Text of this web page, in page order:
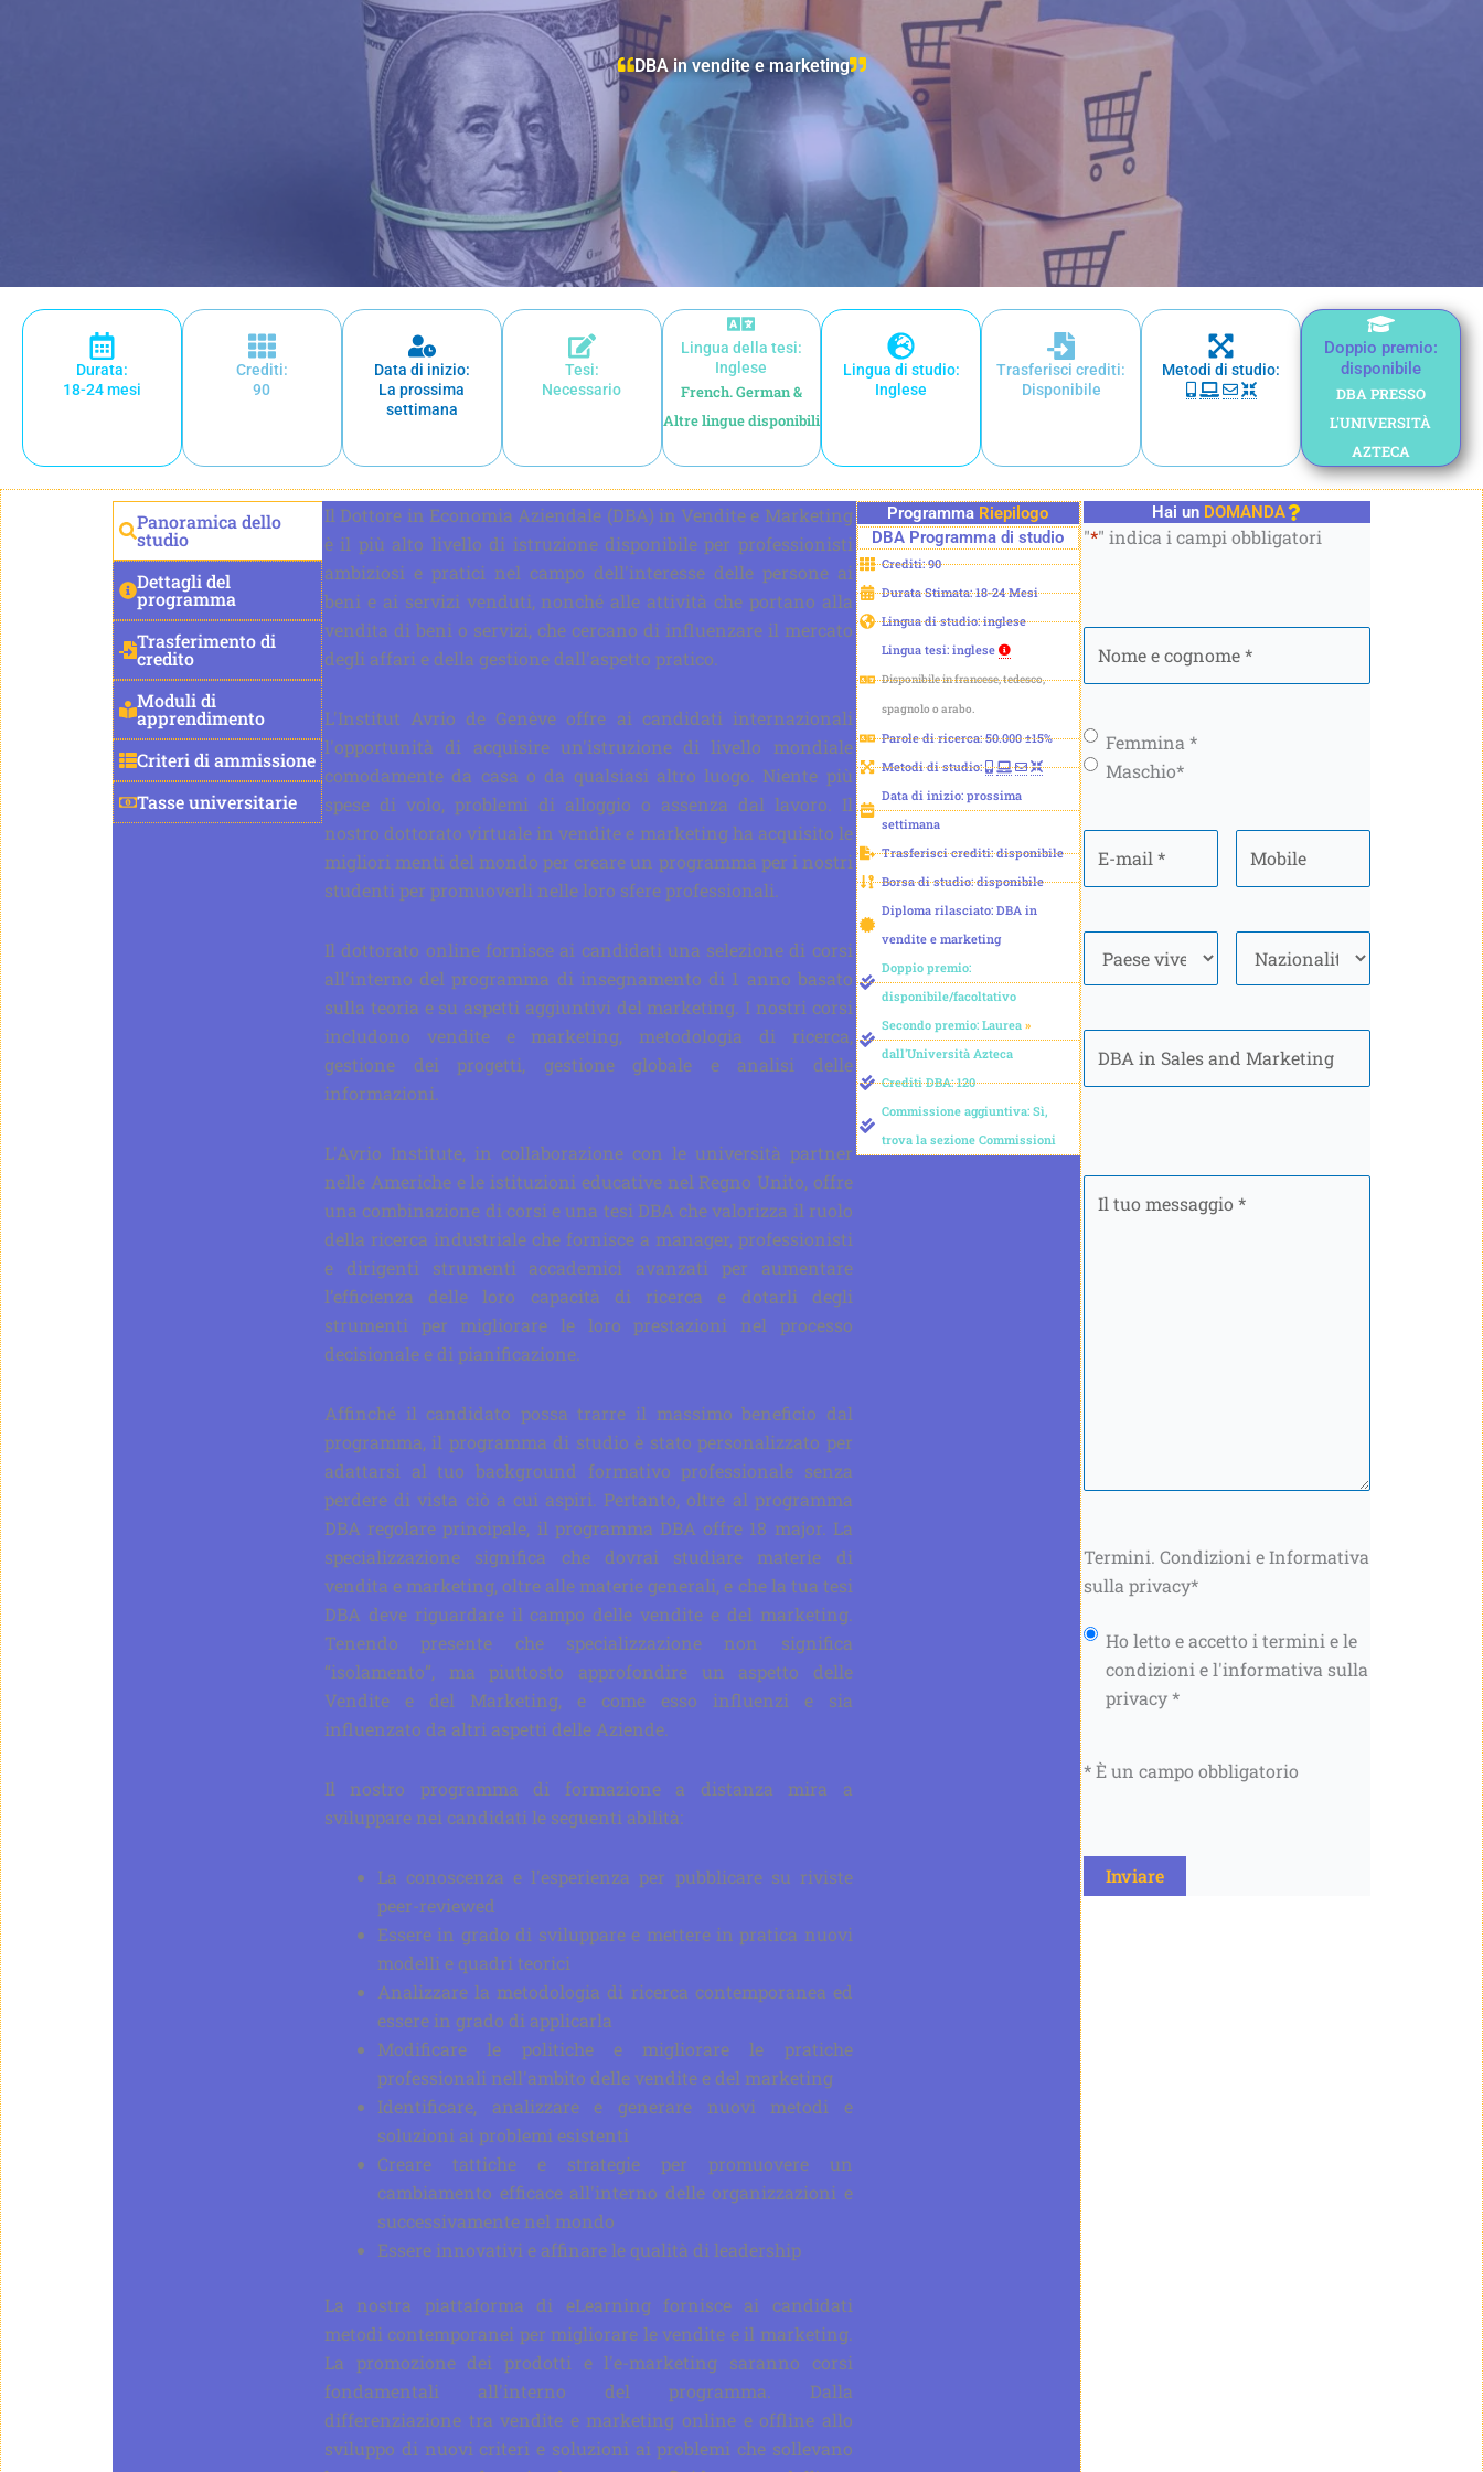
DBA in vendite e marketing
Durata:
18-24 mesi
Crediti:
90
Data di inizio:
La prossima
settimana
Tesi:
Necessario
Lingua della tesi:
Inglese
French. German &
Altre lingue disponibili
Lingua di studio:
Inglese
Trasferisci crediti:
Disponibile
Metodi di studio:
Doppio premio:
disponibile
DBA PRESSO
L'UNIVERSITÀ
AZTECA
Panoramica dello
studio
Dettagli del
programma
Trasferimento di
credito
Moduli di
apprendimento
Criteri di ammissione
Tasse universitarie
Il Dottore in Economia Aziendale (DBA) in Vendite e Marketing
è il più alto livello di istruzione disponibile per professionisti
ambiziosi e pratici nel campo dell'interesse delle persone ai
beni e ai servizi venduti, nonché alle attività che portano alla
vendita di beni o servizi, che cercano di influenzare il mercato
degli affari e della gestione dall'aspetto pratico.
L'Institut Avrio de Genève offre ai candidati internazionali
l'opportunità di acquisire un'istruzione di livello mondiale
comodamente da casa o da qualsiasi altro luogo. Niente più
spese di volo, problemi di alloggio o assenza dal lavoro. Il
nostro dottorato virtuale in vendite e marketing ha acquisito le
migliori menti del mondo per creare un programma per i nostri
studenti per promuoverli nelle loro sfere professionali.
Il dottorato online fornisce ai candidati una selezione di corsi
all'interno del programma di insegnamento di 1 anno basato
sulla teoria e su aspetti aggiuntivi del marketing. I nostri corsi
includono vendite e marketing, metodologia di ricerca,
gestione dei progetti, gestione globale e analisi delle
informazioni.
L'Avrio Institute, in collaborazione con le università partner
nelle Americhe e le istituzioni educative nel Regno Unito, offre
una combinazione di corsi e una tesi DBA che valorizza il ruolo
della ricerca industriale che fornisce a manager, professionisti
e dirigenti strumenti accademici avanzati per aumentare
l’efficienza delle loro capacità di ricerca e dotarli degli
strumenti per migliorare le loro prestazioni nel processo
decisionale e di pianificazione.
Affinché il candidato possa trarre il massimo beneficio dal
programma, il programma di studio è stato personalizzato per
adattarsi al tuo background formativo professionale senza
perdere di vista ciò a cui aspiri. Pertanto, oltre al programma
DBA regolare principale, il programma DBA offre 18 major. La
specializzazione significa che dovrai studiare materie di
vendita e marketing, oltre alle materie generali, e che la tua tesi
DBA deve riguardare il campo delle vendite e del marketing.
Tenendo presente che specializzazione non significa
“isolamento”, ma piuttosto approfondire un aspetto delle
Vendite e del Marketing, e come esso influenzi e sia
influenzato da altri aspetti delle Aziende.
Il nostro programma di formazione a distanza mira a
sviluppare nei candidati le seguenti abilità:
La conoscenza e l'esperienza per pubblicare su riviste
peer-reviewed
Essere in grado di sviluppare e mettere in pratica nuovi
modelli e quadri teorici
Analizzare la metodologia di ricerca contemporanea ed
essere in grado di applicarla
Modificare le politiche e migliorare le pratiche
professionali nell'ambito delle vendite e del marketing
Identificare, analizzare e generare nuovi metodi e
soluzioni ai problemi esistenti
Creare tattiche e strategie per promuovere un
cambiamento efficace all'interno delle organizzazioni e
successivamente nel mondo
Essere innovativi e affinare le qualità di leadership
La nostra piattaforma di eLearning fornisce ai candidati
metodi contemporanei per migliorare le vendite e il marketing.
La promozione dei prodotti e l'e-marketing saranno corsi
fondamentali all'interno del programma. Dalla
differenziazione tra vendite e marketing online e offline allo
sviluppo di nuovi criteri e soluzioni ai problemi che sollevano
Programma Riepilogo
DBA Programma di studio
Crediti: 90
Durata Stimata: 18-24 Mesi
Lingua di studio: inglese
Lingua tesi: inglese
Disponibile in francese, tedesco,
spagnolo o arabo.
Parole di ricerca: 50.000 ±15%
Metodi di studio:
Data di inizio: prossima
settimana
Trasferisci crediti: disponibile
Borsa di studio: disponibile
Diploma rilasciato: DBA in
vendite e marketing
Doppio premio:
disponibile/facoltativo
Secondo premio: Laurea»
dall'Università Azteca
Crediti DBA: 120
Commissione aggiuntiva: Sì,
trova la sezione Commissioni
Hai un DOMANDA
"*" indica i campi obbligatori
Genere*
Femmina *
Maschio*
mail*
tuo
Termini. Condizioni e Informativa
sulla privacy*
Ho letto e accetto i termini e le
condizioni e l'informativa sulla
privacy *
* È un campo obbligatorio